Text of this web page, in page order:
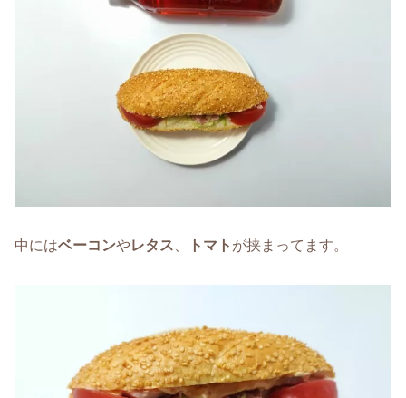
中にはベーコンやレタス トマト が挟まってます。